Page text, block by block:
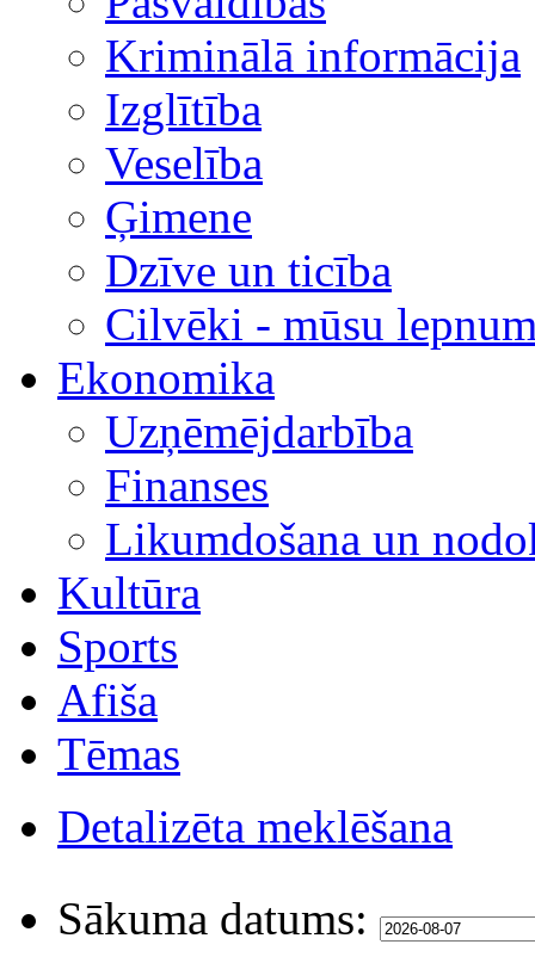
Kriminālā informācija
Izglītība
Veselība
Ģimene
Dzīve un ticība
Cilvēki - mūsu
Ekonomika
Uzņēmējdarbība
Finanses
Likumdošana un
Kultūra
Sports
Afiša
Tēmas
Detalizēta meklēšana
Sākuma datums: